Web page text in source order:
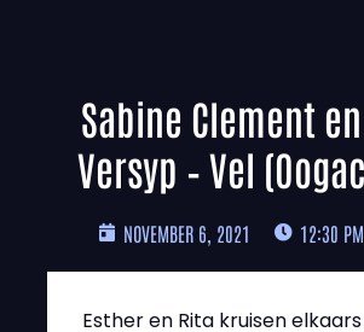
Sabine Clement
Versyp – Vel
NOVEMBER 6, 2021 12:30
Esther en Rita kruisen